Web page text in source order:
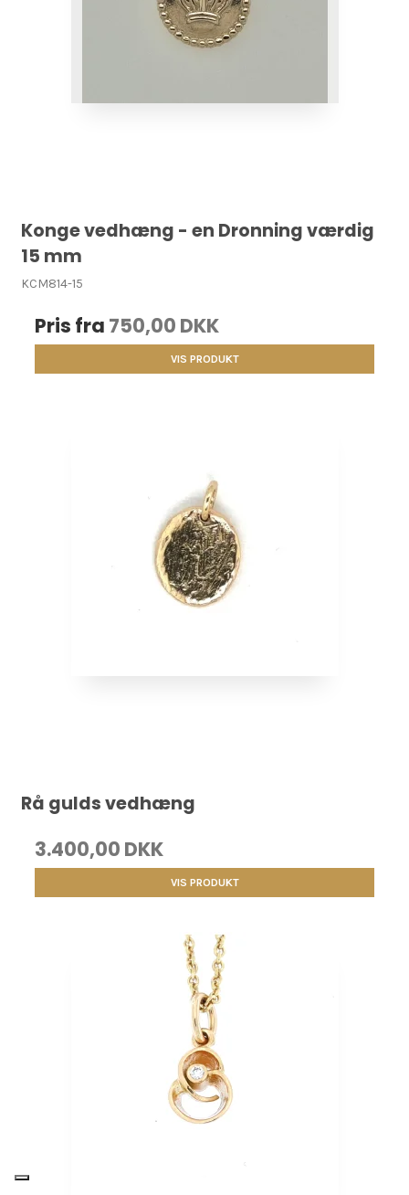
Konge vedhæng - en Dronning værdig
15 mm
KCM814-15
Pris fra 750,00 DKK
VIS PRODUKT
Rå gulds vedhæng
3.400,00 DKK
VIS PRODUKT